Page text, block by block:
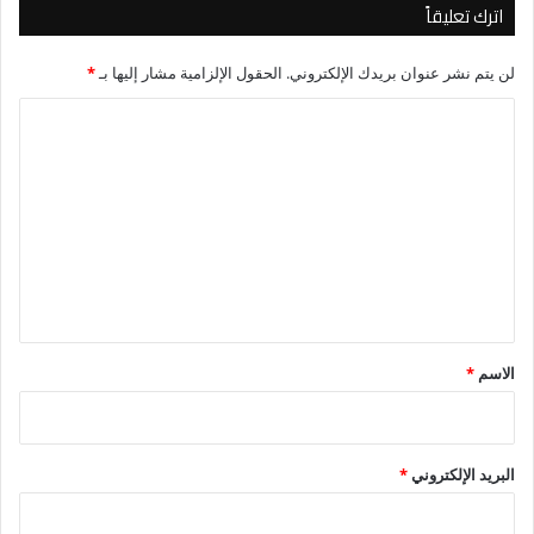
اترك تعليقاً
لن يتم نشر عنوان بريدك الإلكتروني. الحقول الإلزامية مشار إليها بـ*
*
الاسم *
البريد الإلكتروني*